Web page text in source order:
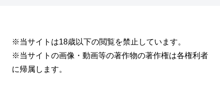
※当サイトは18歳以下の閲覧を禁止しています。
※当サイトの画像・動画等の著作物の著作権は各権利者
に帰属します。